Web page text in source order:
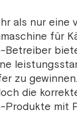
als nur eine
für
Betreiber
zu
die
Produkte mit